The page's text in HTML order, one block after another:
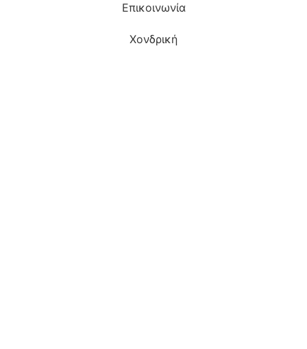
Επικοινωνία
Χονδρική